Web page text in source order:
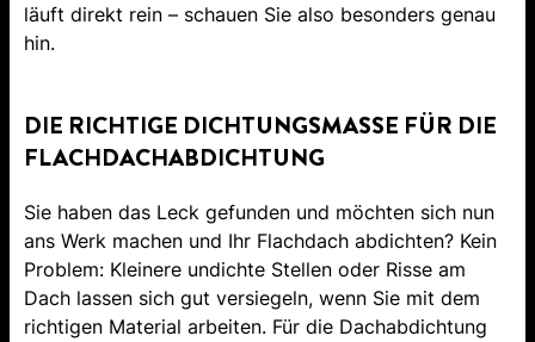
läuft direkt rein – schauen Sie also besonders genau
hin.
DIE RICHTIGE DICHTUNGSMASSE FÜR DIE
FLACHDACHABDICHTUNG
Sie haben das Leck gefunden und möchten sich nun
ans Werk machen und Ihr Flachdach abdichten? Kein
Problem: Kleinere undichte Stellen oder Risse am
Dach lassen sich gut versiegeln, wenn Sie mit dem
richtigen Material arbeiten. Für die Dachabdichtung